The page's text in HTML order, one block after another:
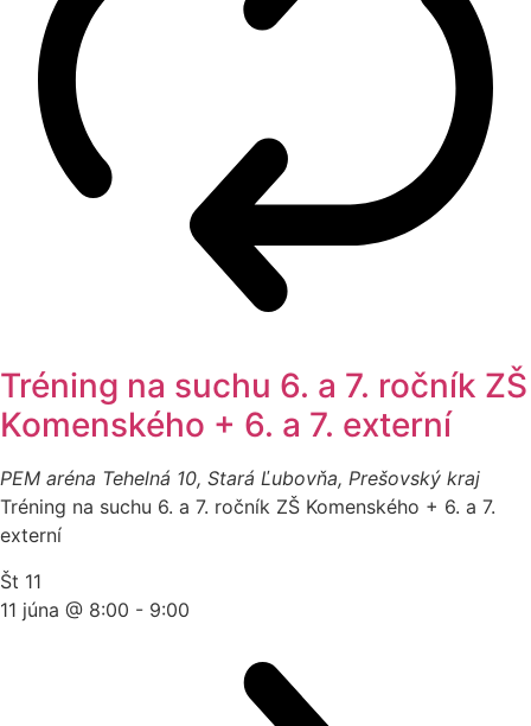
Tréning na suchu 6. a 7. ročník ZŠ
Komenského + 6. a 7. externí
PEM aréna Tehelná 10, Stará Ľubovňa, Prešovský kraj
Tréning na suchu 6. a 7. ročník ZŠ Komenského + 6. a 7.
externí
Št 11
11 júna @ 8:00 - 9:00